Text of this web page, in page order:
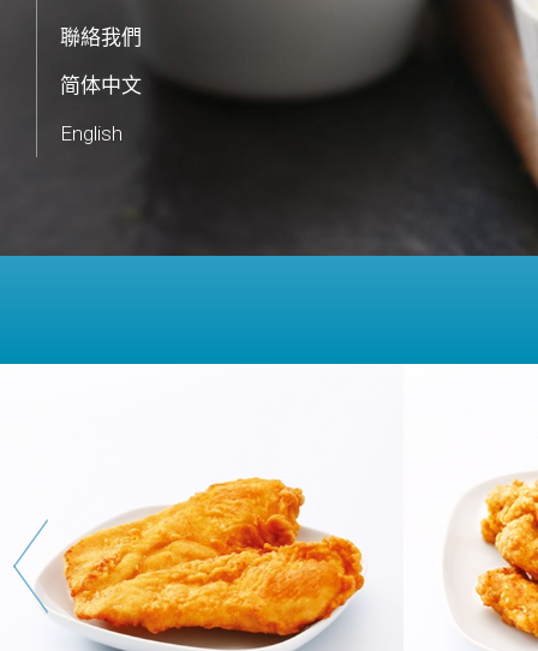
聯絡我們
简体中文
English